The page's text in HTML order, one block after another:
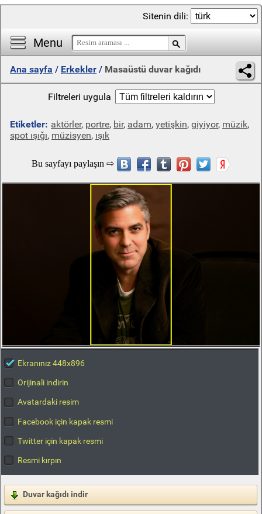
Menu
Sitenin dili:
Ana sayfa / Erkekler / Masaüstü duvar kağıdı
Filtreleri uygula
Etiketler: aktörler, portre, bir, adam, yetişkin, giyiyor, müzik,
spot ışığı, müzisyen, ışık
Ekranınız 448x896
Orijinali indirin
Avatardaki resim
Facebook için kapak resmi
Twitter için kapak resmi
Resmi kırpın
Duvar kağıdı indir